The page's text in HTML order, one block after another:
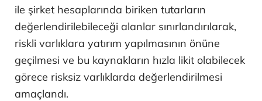
ile şirket hesaplarında biriken tutarların
değerlendirilebileceği alanlar sınırlandırılarak,
riskli varlıklara yatırım yapılmasının önüne
geçilmesi ve bu kaynakların hızla likit olabilecek
görece risksiz varlıklarda değerlendirilmesi
amaçlandı.